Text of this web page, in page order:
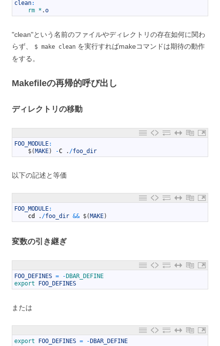
clean:
rm * .o
"clean"という名前のファイルやディレクトリの存在如何に関わ
らず、
$ make clean を実行すればmakeコマンドは期待の動作
をする。
Makefileの再帰的呼び出し
ディレクトリの移動
FOO_MODULE:
$( MAKE) -C . /foo_dir
以下の記述と等価
FOO_MODULE:
cd
. /foo_dir && $( MAKE)
変数の引き継ぎ
FOO_DEFINES = - DBAR_DEFINE
export
FOO_DEFINES
または
export FOO_DEFINES = - DBAR_DEFINE